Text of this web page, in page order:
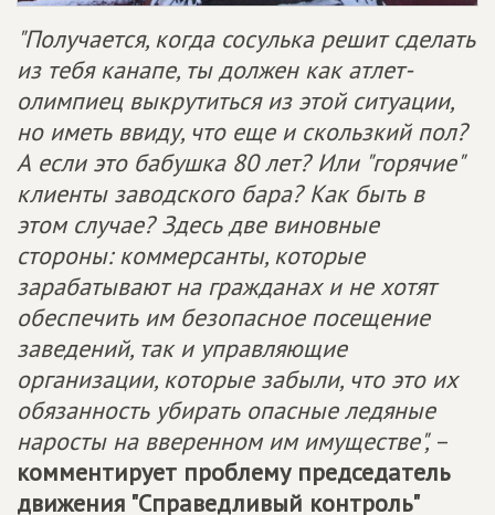
"Получается, когда сосулька решит сделать
из тебя канапе, ты должен как атлет-
олимпиец выкрутиться из этой ситуации,
но иметь ввиду, что еще и скользкий пол?
А если это бабушка 80 лет? Или "горячие"
клиенты заводского бара? Как быть в
этом случае? Здесь две виновные
стороны: коммерсанты, которые
зарабатывают на гражданах и не хотят
обеспечить им безопасное посещение
заведений, так и управляющие
организации, которые забыли, что это их
обязанность убирать опасные ледяные
наросты на вверенном им имуществе",–
комментирует проблему председатель
движения "Справедливый контроль"